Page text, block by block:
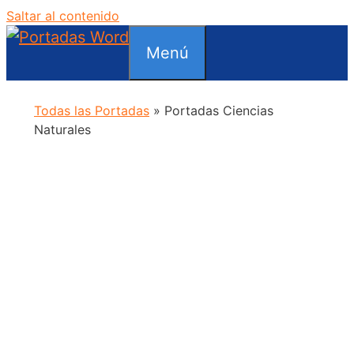
Saltar al contenido
Menú
Todas las Portadas » Portadas Ciencias
Naturales